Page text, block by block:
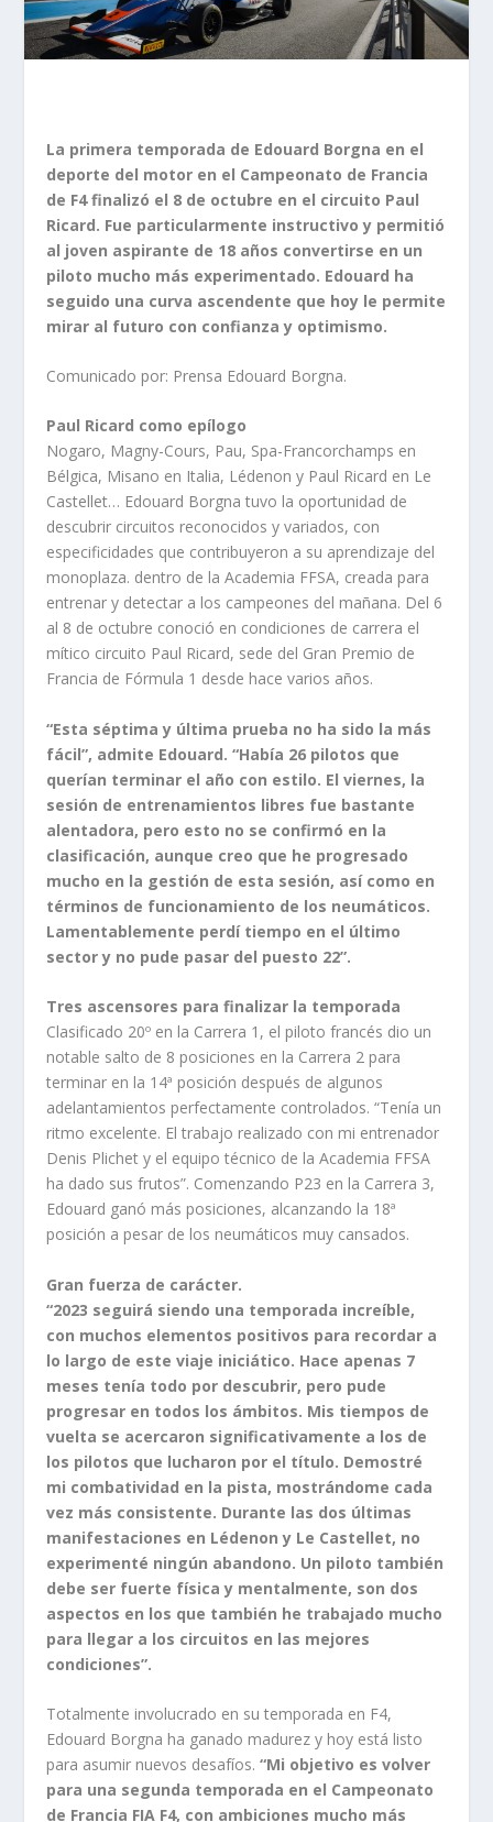
La primera temporada de Edouard Borgna en el
deporte del motor en el Campeonato de Francia
de F4 finalizó el 8 de octubre en el circuito Paul
Ricard. Fue particularmente instructivo y permitió
al joven aspirante de 18 años convertirse en un
piloto mucho más experimentado. Edouard ha
seguido una curva ascendente que hoy le permite
mirar al futuro con confianza y optimismo.
Comunicado por: Prensa Edouard Borgna.
Paul Ricard como epílogo
Nogaro, Magny-Cours, Pau, Spa-Francorchamps en
Bélgica, Misano en Italia, Lédenon y Paul Ricard en Le
Castellet… Edouard Borgna tuvo la oportunidad de
descubrir circuitos reconocidos y variados, con
especificidades que contribuyeron a su aprendizaje del
monoplaza. dentro de la Academia FFSA, creada para
entrenar y detectar a los campeones del mañana. Del 6
al 8 de octubre conoció en condiciones de carrera el
mítico circuito Paul Ricard, sede del Gran Premio de
Francia de Fórmula 1 desde hace varios años.
“Esta séptima y última prueba no ha sido la más
fácil”, admite Edouard. “Había 26 pilotos que
querían terminar el año con estilo. El viernes, la
sesión de entrenamientos libres fue bastante
alentadora, pero esto no se confirmó en la
clasificación, aunque creo que he progresado
mucho en la gestión de esta sesión, así como en
términos de funcionamiento de los neumáticos.
Lamentablemente perdí tiempo en el último
sector y no pude pasar del puesto 22”.
Tres ascensores para finalizar la temporada
Clasificado 20º en la Carrera 1, el piloto francés dio un
notable salto de 8 posiciones en la Carrera 2 para
terminar en la 14ª posición después de algunos
adelantamientos perfectamente controlados. “Tenía un
ritmo excelente. El trabajo realizado con mi entrenador
Denis Plichet y el equipo técnico de la Academia FFSA
ha dado sus frutos”. Comenzando P23 en la Carrera 3,
Edouard ganó más posiciones, alcanzando la 18ª
posición a pesar de los neumáticos muy cansados.
Gran fuerza de carácter.
“2023 seguirá siendo una temporada increíble,
con muchos elementos positivos para recordar a
lo largo de este viaje iniciático. Hace apenas 7
meses tenía todo por descubrir, pero pude
progresar en todos los ámbitos. Mis tiempos de
vuelta se acercaron significativamente a los de
los pilotos que lucharon por el título. Demostré
mi combatividad en la pista, mostrándome cada
vez más consistente. Durante las dos últimas
manifestaciones en Lédenon y Le Castellet, no
experimenté ningún abandono. Un piloto también
debe ser fuerte física y mentalmente, son dos
aspectos en los que también he trabajado mucho
para llegar a los circuitos en las mejores
condiciones”.
Totalmente involucrado en su temporada en F4,
Edouard Borgna ha ganado madurez y hoy está listo
para asumir nuevos desafíos.“Mi objetivo es volver
para una segunda temporada en el Campeonato
de Francia FIA F4, con ambiciones mucho más